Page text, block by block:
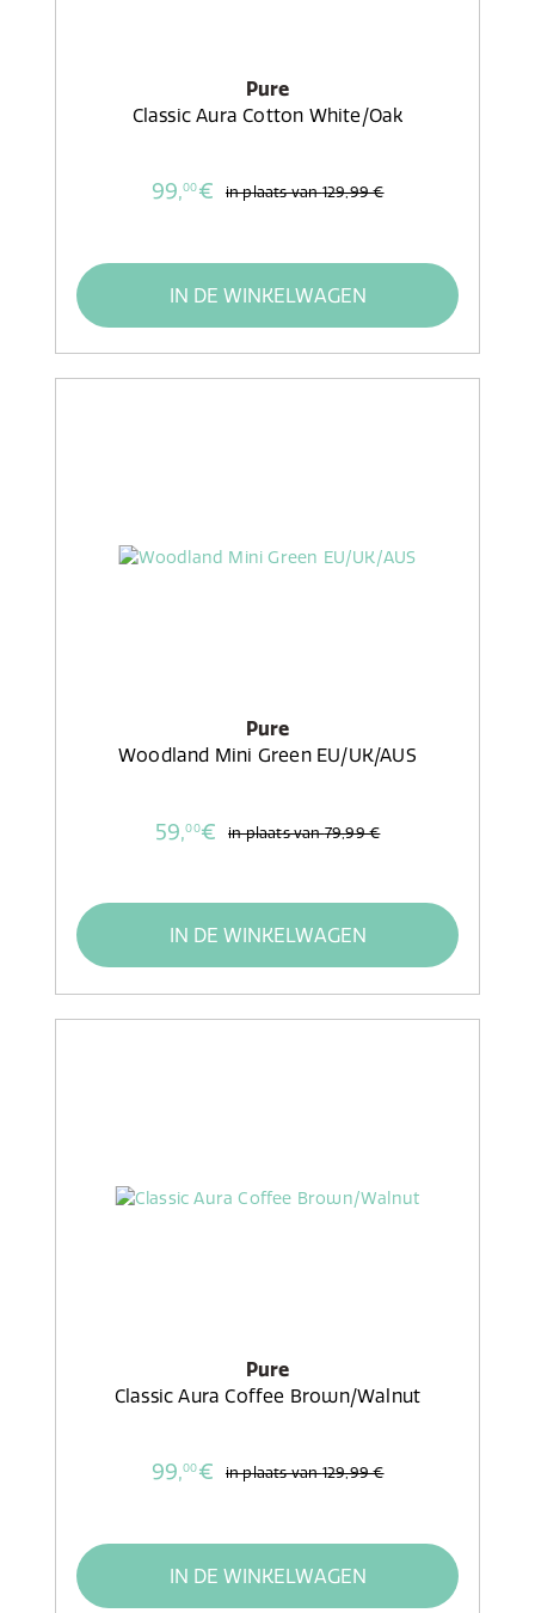
Pure
Classic Aura Cotton White/Oak
99,00€ in plaats van129,99 €
IN DE WINKELWAGEN
Pure
Woodland Mini Green EU/UK/AUS
59,00€ in plaats van79,99 €
IN DE WINKELWAGEN
Pure
Classic Aura Coffee Brown/Walnut
99,00€ in plaats van129,99 €
IN DE WINKELWAGEN